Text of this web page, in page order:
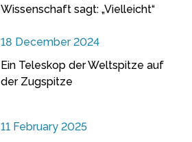
Wissenschaft sagt: „Vielleicht“
18 December 2024
Ein Teleskop der Weltspitze auf
der Zugspitze
11 February 2025